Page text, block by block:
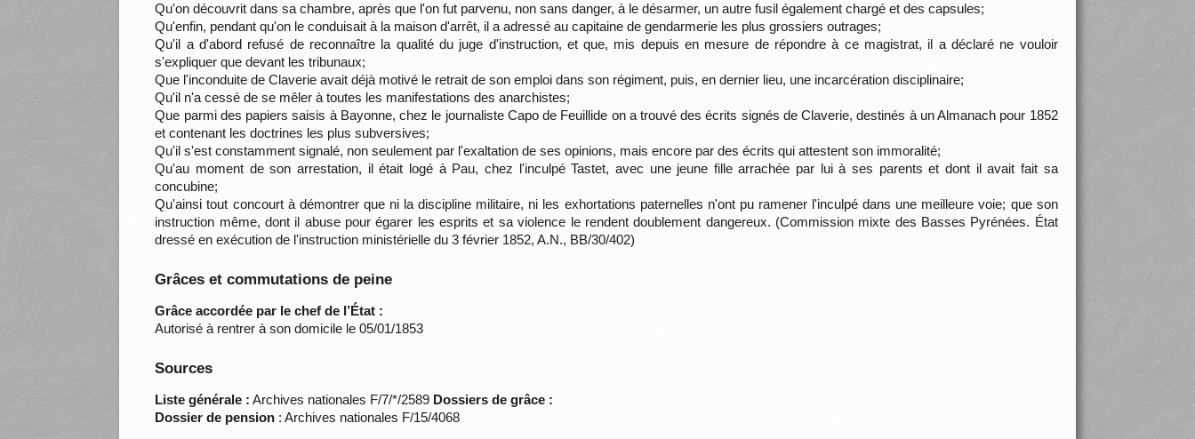
Qu'on découvrit dans sa chambre, après que l'on fut parvenu, non sans danger, à le désarmer, un autre fusil également chargé et des capsules;
Qu'enfin, pendant qu'on le conduisait à la maison d'arrêt, il a adressé au capitaine de gendarmerie les plus grossiers outrages;
Qu'il a d'abord refusé de reconnaître la qualité du juge d'instruction, et que, mis depuis en mesure de répondre à ce magistrat, il a déclaré ne vouloir
s'expliquer que devant les tribunaux;
Que l'inconduite de Claverie avait déjà motivé le retrait de son emploi dans son régiment, puis, en dernier lieu, une incarcération disciplinaire;
Qu'il n'a cessé de se mêler à toutes les manifestations des anarchistes;
Que parmi des papiers saisis à Bayonne, chez le journaliste Capo de Feuillide on a trouvé des écrits signés de Claverie, destinés à un Almanach pour 1852
et contenant les doctrines les plus subversives;
Qu'il s'est constamment signalé, non seulement par l'exaltation de ses opinions, mais encore par des écrits qui attestent son immoralité;
Qu'au moment de son arrestation, il était logé à Pau, chez l'inculpé Tastet, avec une jeune fille arrachée par lui à ses parents et dont il avait fait sa
concubine;
Qu'ainsi tout concourt à démontrer que ni la discipline militaire, ni les exhortations paternelles n'ont pu ramener l'inculpé dans une meilleure voie; que son
instruction même, dont il abuse pour égarer les esprits et sa violence le rendent doublement dangereux. (Commission mixte des Basses Pyrénées. État
dressé en exécution de l'instruction ministérielle du 3 février 1852, A.N., BB/30/402)
Grâces et commutations de peine
Grâce accordée par le chef de l’État :
Autorisé à rentrer à son domicile le 05/01/1853
Sources
Liste générale : Archives nationales F/7/*/2589 Dossiers de grâce :
Dossier de pension : Archives nationales F/15/4068